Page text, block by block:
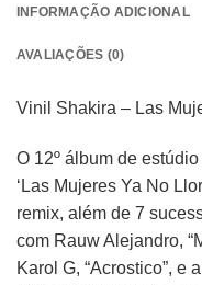
INFORMAÇÃO ADICIONAL
AVALIAÇÕES (0)
Vinil Shakira – Las
O 12º álbum de
‘Las Mujeres Ya No
remix, além de 7
com Rauw Alejandro,
Karol G, “Acrostico”, e